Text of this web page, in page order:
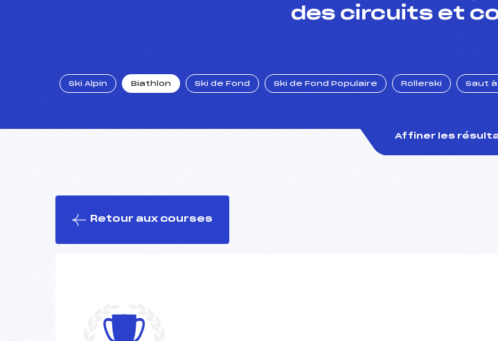
des circuits et
Ski Alpin Biathlon Ski de Fond Ski de Fond Populaire Rollerski Saut à
Affiner les
Retour aux courses